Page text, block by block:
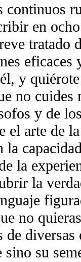
continuos
en
tratado
y
no cuides
y de
el arte de
la
la
la
no
de diversas
sino su